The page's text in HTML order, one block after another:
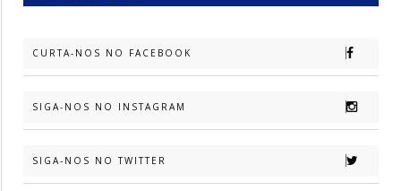
CURTA-NOS NO FACEBOOK
SIGA-NOS NO INSTAGRAM
SIGA-NOS NO TWITTER